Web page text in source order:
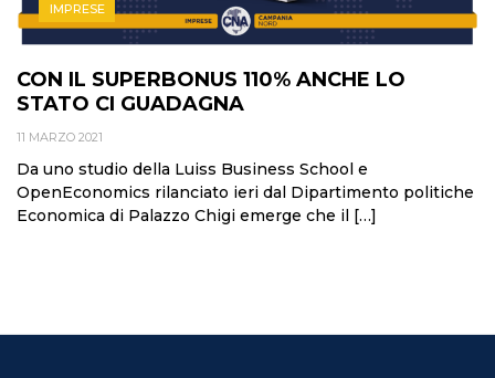
IMPRESE
CON IL SUPERBONUS 110% ANCHE LO
STATO CI GUADAGNA
11 MARZO 2021
Da uno studio della Luiss Business School e
OpenEconomics rilanciato ieri dal Dipartimento politiche
Economica di Palazzo Chigi emerge che il […]